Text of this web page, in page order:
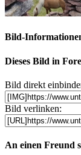
Bild-
Dieses Bild in
Bild direkt
Bild verlinken:
An einen Freund